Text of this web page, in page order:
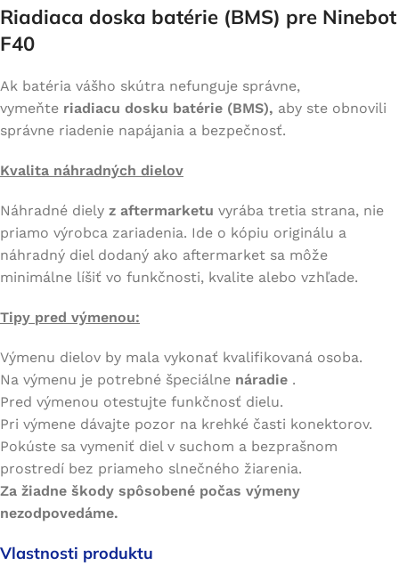
Riadiaca doska batérie (BMS) pre Ninebot
F40
Ak batéria vášho skútra nefunguje správne,
vymeňte riadiacu dosku batérie (BMS), aby ste obnovili
správne riadenie napájania a bezpečnosť.
Kvalita náhradných dielov
Náhradné diely z aftermarketu vyrába tretia strana, nie
priamo výrobca zariadenia. Ide o kópiu originálu a
náhradný diel dodaný ako aftermarket sa môže
minimálne líšiť vo funkčnosti, kvalite alebo vzhľade.
Tipy pred výmenou:
Výmenu dielov by mala vykonať kvalifikovaná osoba.
Na výmenu je potrebné špeciálne náradie .
Pred výmenou otestujte funkčnosť dielu.
Pri výmene dávajte pozor na krehké časti konektorov.
Pokúste sa vymeniť diel v suchom a bezprašnom
prostredí bez priameho slnečného žiarenia.
Za žiadne škody spôsobené počas výmeny
nezodpovedáme.
Vlastnosti produktu